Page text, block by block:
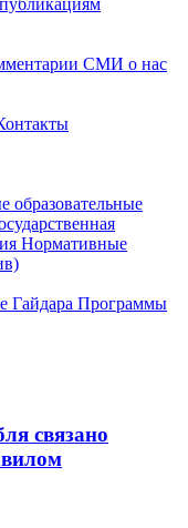
СМИ о нас
образовательные
Нормативные
Гайдара Программы
связано